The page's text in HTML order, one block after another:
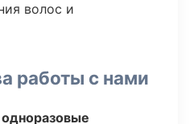
волос и
работы с нами